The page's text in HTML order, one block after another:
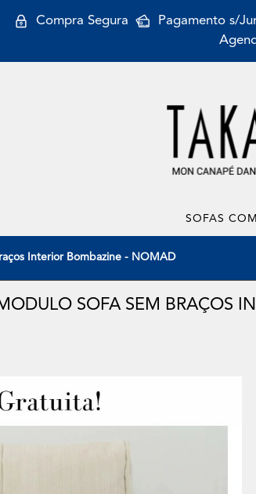
Compra Segura Pagamento s/
SOFAS
Interior Bombazine - NOMAD
SOFA SEM BRAÇOS